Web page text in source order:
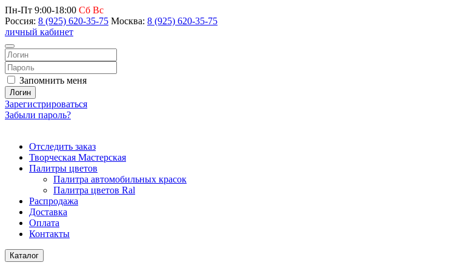
Пн-Пт 9:00-18:00 Сб Вс
Россия: 8 (925) 620-35-75 Москва: 8 (925) 620-35-75
личный кабинет
Запомнить меня
Логин
Зарегистрироваться
Забыли пароль?
Отследить заказ
Творческая Мастерская
Палитры цветов
Палитра автомобильных красок
Палитра цветов Ral
Распродажа
Доставка
Оплата
Контакты
Каталог